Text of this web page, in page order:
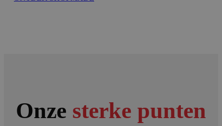
Onze sterke punten